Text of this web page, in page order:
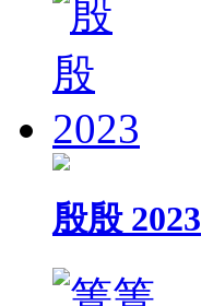
殷殷 2023